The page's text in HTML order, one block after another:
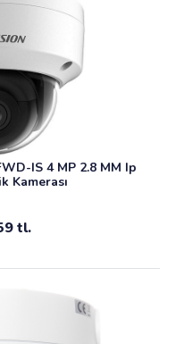
IS 4 MP 2.8 MM Ip
Kamerası
tl.